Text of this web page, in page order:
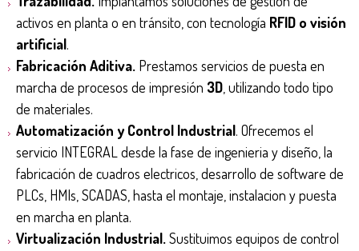
activos en planta o en tránsito, con tecnología RFID o visión
artificial.
Fabricación Aditiva. Prestamos servicios de puesta en
marcha de procesos de impresión 3D , utilizando todo tipo
de materiales.
Automatización y Control Industrial. Ofrecemos el
servicio INTEGRAL desde la fase de ingenieria y diseño, la
fabricación de cuadros electricos, desarrollo de software de
PLCs, HMIs, SCADAS, hasta el montaje, instalacion y puesta
en marcha en planta.
Virtualización Industrial.Sustituimos equipos de control